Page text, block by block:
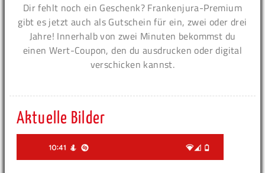
Dir fehlt noch ein Geschenk? Frankenjura-Premium
gibt es jetzt auch als Gutschein für ein, zwei oder drei
Jahre! Innerhalb von zwei Minuten bekommst du
einen Wert-Coupon, den du ausdrucken oder digital
verschicken kannst.
Aktuelle Bilder